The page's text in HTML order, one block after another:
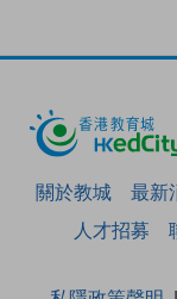
關於教城 最新
人才招募